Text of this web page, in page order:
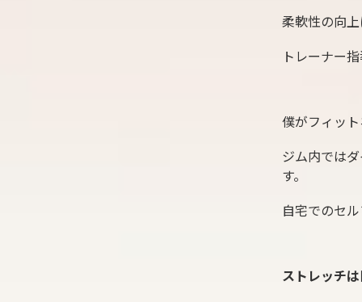
柔軟性の向
トレーナー
僕がフィッ
ジム内では
す。
自宅でのセ
ストレッチ